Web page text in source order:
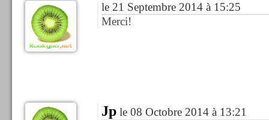
le 21 Septembre 2014 à 15:25
Merci!
Jple 08 Octobre 2014 à 13:21